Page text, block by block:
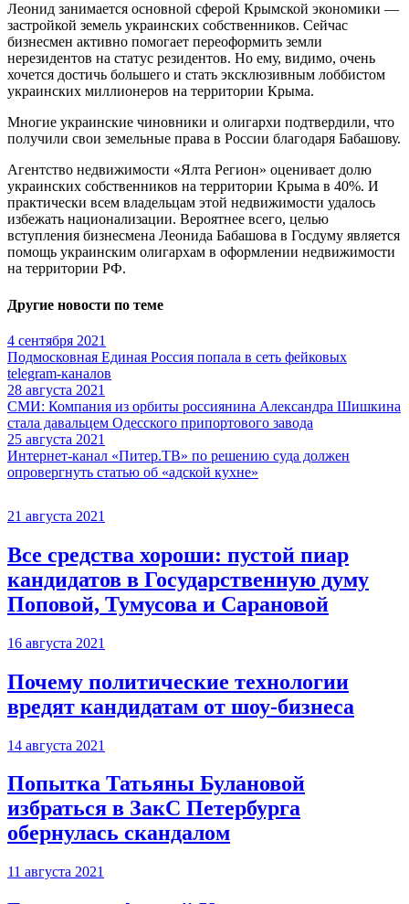
Леонид занимается основной сферой Крымской экономики —
застройкой земель украинских собственников. Сейчас
бизнесмен активно помогает переоформить земли
нерезидентов на статус резидентов. Но ему, видимо, очень
хочется достичь большего и стать эксклюзивным лоббистом
украинских миллионеров на территории Крыма.
Многие украинские чиновники и олигархи подтвердили, что
получили свои земельные права в России благодаря Бабашову.
Агентство недвижимости «Ялта Регион» оценивает долю
украинских собственников на территории Крыма в 40%. И
практически всем владельцам этой недвижимости удалось
избежать национализации. Вероятнее всего, целью
вступления бизнесмена Леонида Бабашова в Госдуму является
помощь украинским олигархам в оформлении недвижимости
на территории РФ.
Другие новости по теме
4 сентября 2021
Подмосковная Единая Россия попала в сеть фейковых
telegram-каналов
28 августа 2021
СМИ: Компания из орбиты россиянина Александра Шишкина
стала давальцем Одесского припортового завода
25 августа 2021
Интернет-канал «Питер.ТВ» по решению суда должен
опровергнуть статью об «адской кухне»
21 августа 2021
Все средства хороши: пустой пиар
кандидатов в Государственную думу
Поповой, Тумусова и Сарановой
16 августа 2021
Почему политические технологии
вредят кандидатам от шоу-бизнеса
14 августа 2021
Попытка Татьяны Булановой
избраться в ЗакС Петербурга
обернулась скандалом
11 августа 2021